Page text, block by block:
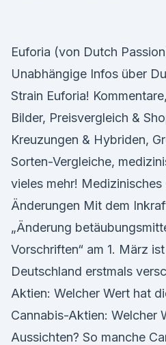
Euforia (von Dutch
Unabhängige Infos über
Strain Euforia!
Bilder, Preisvergleich &
Kreuzungen & Hybriden,
Sorten-Vergleiche,
vieles mehr!
Änderungen Mit dem
„Änderung
Vorschriften“ am 1. März
Deutschland erstmals
Aktien: Welcher Wert hat
Cannabis-Aktien: Welcher
Aussichten? So manche